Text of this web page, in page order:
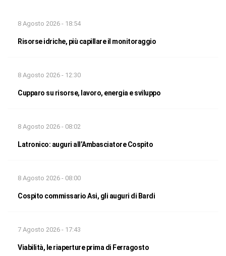
8 Agosto 2026 - 18:54
Risorse idriche, più capillare il monitoraggio
8 Agosto 2026 - 12:30
Cupparo su risorse, lavoro, energia e sviluppo
8 Agosto 2026 - 08:02
Latronico: auguri all’Ambasciatore Cospito
8 Agosto 2026 - 08:00
Cospito commissario Asi, gli auguri di Bardi
7 Agosto 2026 - 17:43
Viabilità, le riaperture prima di Ferragosto